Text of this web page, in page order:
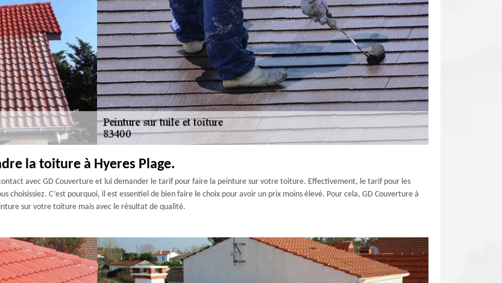
la toiture à Hyeres Plage.
avec GD Couverture et lui demander le tarif pour faire la peinture sur votre toiture. Effectivement, le tarif pour les
C’est pourquoi, il est essentiel de bien faire le choix pour avoir un prix moins élevé. Pour cela, GD Couverture à
sur votre toiture mais avec le résultat de qualité.